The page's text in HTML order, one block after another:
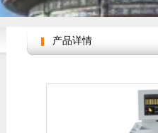
产品详情